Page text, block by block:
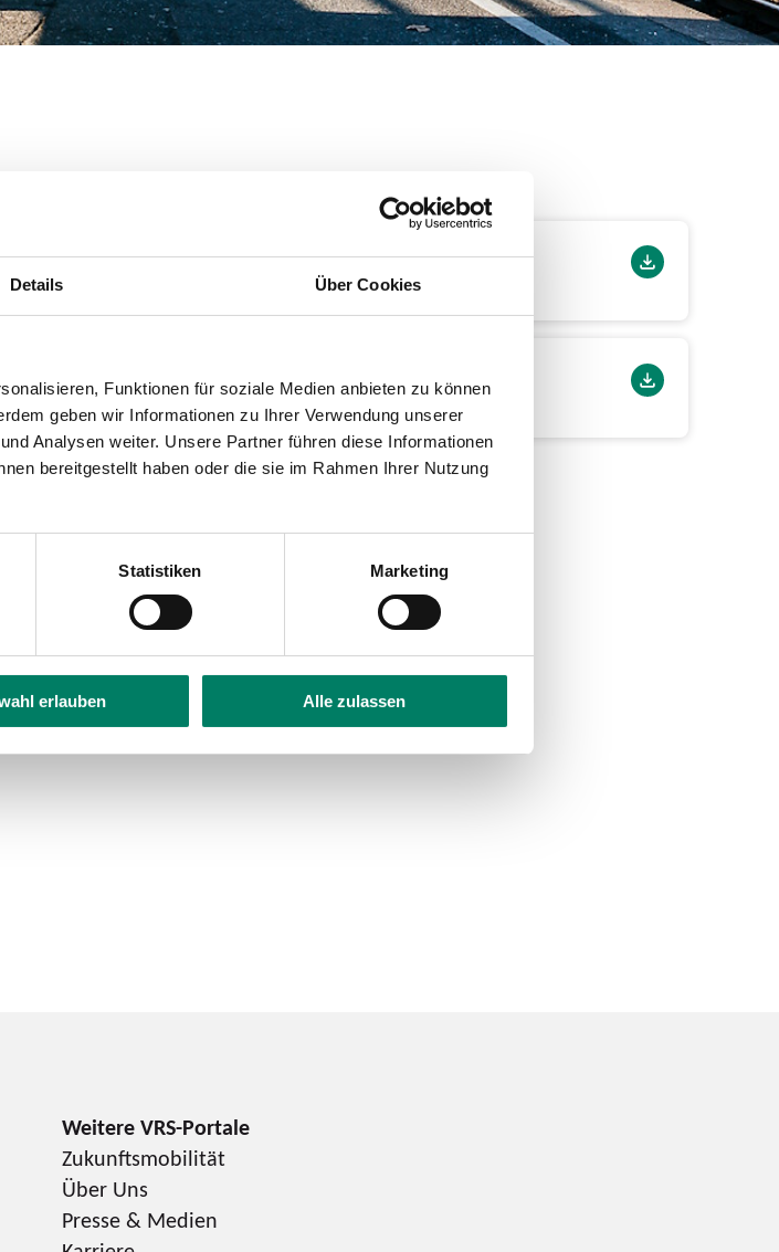
Details Über Cookies
Funktionen für soziale Medien anbieten zu können
geben wir Informationen zu Ihrer Verwendung unserer
Analysen weiter. Unsere Partner führen diese Informationen
bereitgestellt haben oder die sie im Rahmen Ihrer Nutzung
Statistiken Marketing
erlauben Alle zulassen
Zukunftsmobilität
Über Uns
Presse & Medien